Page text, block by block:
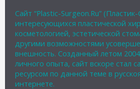
Сайт “Plastic-Surgeon.Ru”
интересующихся пластической
косметологией, эстетической
другими возможностями
внешность. Созданный летом
личного опыта, сайт вскоре стал
ресурсом по данной теме в
интернете.